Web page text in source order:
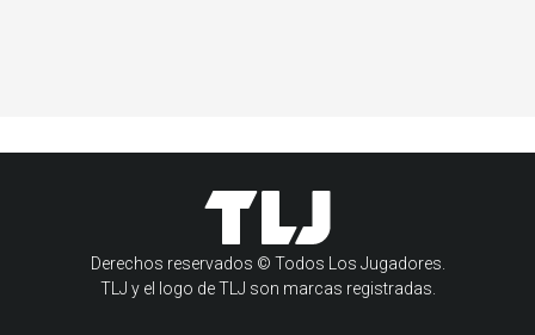
Derechos reservados © Todos Los Jugadores.
TLJ y el logo de TLJ son marcas registradas.